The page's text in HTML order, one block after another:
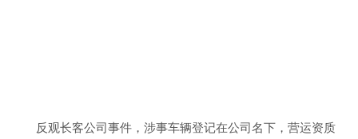
反观长客公司事件，涉事车辆登记在公司名下，营运资质